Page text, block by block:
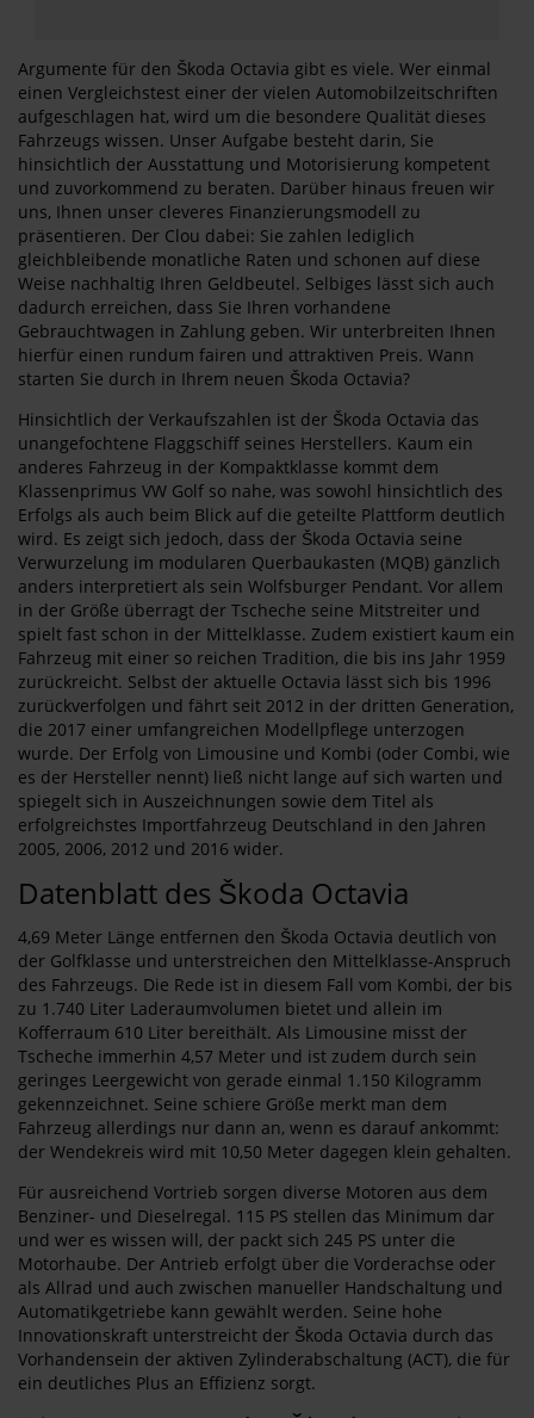
Argumente für den Škoda Octavia gibt es viele. Wer einmal
einen Vergleichstest einer der vielen Automobilzeitschriften
aufgeschlagen hat, wird um die besondere Qualität dieses
Fahrzeugs wissen. Unser Aufgabe besteht darin, Sie
hinsichtlich der Ausstattung und Motorisierung kompetent
und zuvorkommend zu beraten. Darüber hinaus freuen wir
uns, Ihnen unser cleveres Finanzierungsmodell zu
präsentieren. Der Clou dabei: Sie zahlen lediglich
gleichbleibende monatliche Raten und schonen auf diese
Weise nachhaltig Ihren Geldbeutel. Selbiges lässt sich auch
dadurch erreichen, dass Sie Ihren vorhandene
Gebrauchtwagen in Zahlung geben. Wir unterbreiten Ihnen
hierfür einen rundum fairen und attraktiven Preis. Wann
starten Sie durch in Ihrem neuen Škoda Octavia?
Hinsichtlich der Verkaufszahlen ist der Škoda Octavia das
unangefochtene Flaggschiff seines Herstellers. Kaum ein
anderes Fahrzeug in der Kompaktklasse kommt dem
Klassenprimus VW Golf so nahe, was sowohl hinsichtlich des
Erfolgs als auch beim Blick auf die geteilte Plattform deutlich
wird. Es zeigt sich jedoch, dass der Škoda Octavia seine
Verwurzelung im modularen Querbaukasten (MQB) gänzlich
anders interpretiert als sein Wolfsburger Pendant. Vor allem
in der Größe überragt der Tscheche seine Mitstreiter und
spielt fast schon in der Mittelklasse. Zudem existiert kaum ein
Fahrzeug mit einer so reichen Tradition, die bis ins Jahr 1959
zurückreicht. Selbst der aktuelle Octavia lässt sich bis 1996
zurückverfolgen und fährt seit 2012 in der dritten Generation,
die 2017 einer umfangreichen Modellpflege unterzogen
wurde. Der Erfolg von Limousine und Kombi (oder Combi, wie
es der Hersteller nennt) ließ nicht lange auf sich warten und
spiegelt sich in Auszeichnungen sowie dem Titel als
erfolgreichstes Importfahrzeug Deutschland in den Jahren
2005, 2006, 2012 und 2016 wider.
Datenblatt des Škoda Octavia
4,69 Meter Länge entfernen den Škoda Octavia deutlich von
der Golfklasse und unterstreichen den Mittelklasse-Anspruch
des Fahrzeugs. Die Rede ist in diesem Fall vom Kombi, der bis
zu 1.740 Liter Laderaumvolumen bietet und allein im
Kofferraum 610 Liter bereithält. Als Limousine misst der
Tscheche immerhin 4,57 Meter und ist zudem durch sein
geringes Leergewicht von gerade einmal 1.150 Kilogramm
gekennzeichnet. Seine schiere Größe merkt man dem
Fahrzeug allerdings nur dann an, wenn es darauf ankommt:
der Wendekreis wird mit 10,50 Meter dagegen klein gehalten.
Für ausreichend Vortrieb sorgen diverse Motoren aus dem
Benziner- und Dieselregal. 115 PS stellen das Minimum dar
und wer es wissen will, der packt sich 245 PS unter die
Motorhaube. Der Antrieb erfolgt über die Vorderachse oder
als Allrad und auch zwischen manueller Handschaltung und
Automatikgetriebe kann gewählt werden. Seine hohe
Innovationskraft unterstreicht der Škoda Octavia durch das
Vorhandensein der aktiven Zylinderabschaltung (ACT), die für
ein deutliches Plus an Effizienz sorgt.